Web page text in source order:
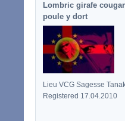
Lombric girafe
poule y dort
Lieu VCG Sagesse
Registered 17.04.2010